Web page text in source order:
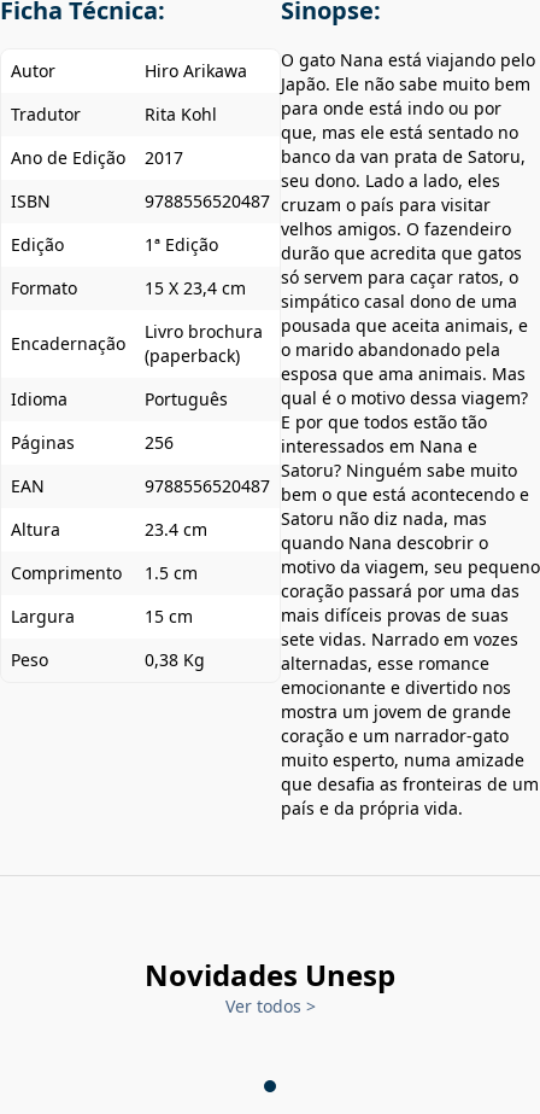
Ficha Técnica:
Autor
Hiro Arikawa
Tradutor
Rita Kohl
Ano de Edição
2017
ISBN
9788556520487
Edição
1ª Edição
Formato
15 X 23,4 cm
Encadernação
Livro brochura
(paperback)
Idioma
Português
Páginas
256
EAN
9788556520487
Altura
23.4 cm
Comprimento
1.5 cm
Largura
15 cm
Peso
0,38 Kg
Sinopse:
O gato Nana está viajando pelo
Japão. Ele não sabe muito bem
para onde está indo ou por
que, mas ele está sentado no
banco da van prata de Satoru,
seu dono. Lado a lado, eles
cruzam o país para visitar
velhos amigos. O fazendeiro
durão que acredita que gatos
só servem para caçar ratos, o
simpático casal dono de uma
pousada que aceita animais, e
o marido abandonado pela
esposa que ama animais. Mas
qual é o motivo dessa viagem?
E por que todos estão tão
interessados em Nana e
Satoru? Ninguém sabe muito
bem o que está acontecendo e
Satoru não diz nada, mas
quando Nana descobrir o
motivo da viagem, seu pequeno
coração passará por uma das
mais difíceis provas de suas
sete vidas. Narrado em vozes
alternadas, esse romance
emocionante e divertido nos
mostra um jovem de grande
coração e um narrador-gato
muito esperto, numa amizade
que desafia as fronteiras de um
país e da própria vida.
Novidades Unesp
Ver todos >